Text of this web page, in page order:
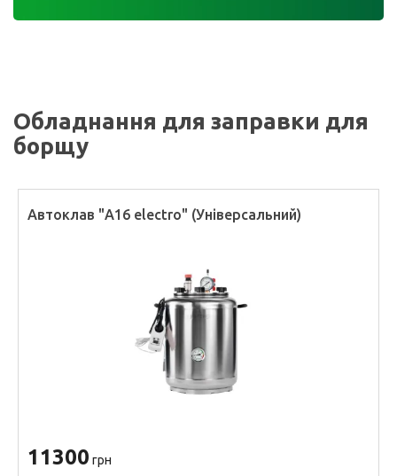
Обладнання для заправки для
борщу
Автоклав "А16 electro" (Універсальний)
11300 грн